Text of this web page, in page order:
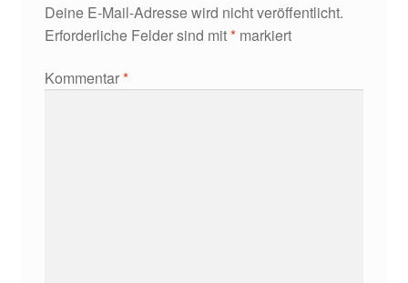
Deine E-Mail-Adresse wird nicht veröffentlicht.
Erforderliche Felder sind mit*markiert
Kommentar*